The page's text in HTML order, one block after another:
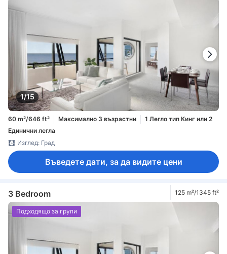
1/15
60 m²/646 ft² Максимално 3 възрастни
1 Легло тип Кинг или 2
Единични легла
Изглед: Град
Въведете дати, за да видите цени
3 Bedroom 125 m²/1345 ft²
Подходящо за групи